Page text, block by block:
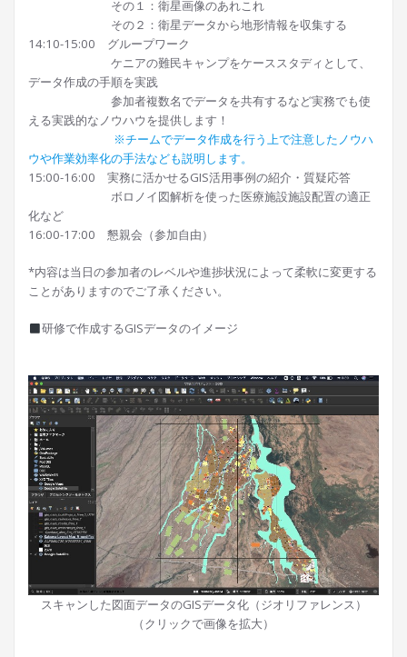
その１：衛星画像のあれこれ
その２：衛星データから地形情報を収集する
14:10-15:00 グループワーク
ケニアの難民キャンプをケーススタディとして、
データ作成の手順を実践
参加者複数名でデータを共有するなど実務でも使
える実践的なノウハウを提供します！
※チームでデータ作成を行う上で注意したノウハ
ウや作業効率化の手法なども説明します。
15:00-16:00 実務に活かせるGIS活用事例の紹介・質疑応答
ボロノイ図解析を使った医療施設施設配置の適正
化など
16:00-17:00 懇親会（参加自由）
*内容は当日の参加者のレベルや進捗状況によって柔軟に変更する
ことがありますのでご了承ください。
研修で作成するGISデータのイメージ
スキャンした図面データのGISデータ化（ジオリファレンス）
（クリックで画像を拡大）